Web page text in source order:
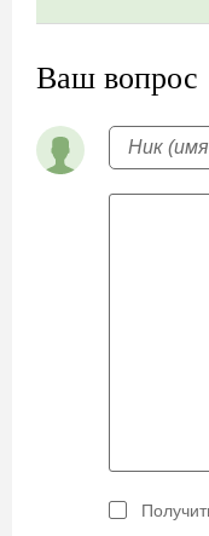
Ваш вопрос